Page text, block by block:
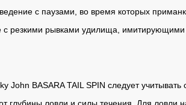
с паузами, во время которых
с резкими рывками удилища,
John BASARA TAIL SPIN следует